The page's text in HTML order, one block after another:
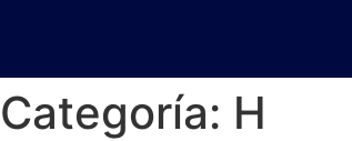
Categoría: H